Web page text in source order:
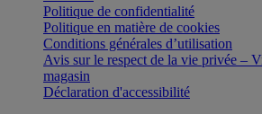
Politique de confidentialité
Politique en matière de cookies
Conditions générales d’utilisation
Avis sur le respect de la vie privée –
magasin
Déclaration d'accessibilité